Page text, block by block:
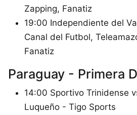
Zapping, Fanatiz
19:00 Independiente del
Canal del Futbol,
Fanatiz
Paraguay - Primera
14:00 Sportivo Trinidense
Luqueño - Tigo Sports